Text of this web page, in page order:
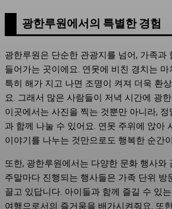
광한루원에서의 특별한 경험
광한루원은 단순한 관광지를 넘어, 가족과
들어가는 곳이에요. 연못에 비친 경치는
특히 해가 지고 나면 조명이 켜져 더욱 환
요. 그래서 많은 사람들이 저녁 시간에 광
이곳에서는 사진을 찍는 것뿐만 아니라,
과 함께 나눌 수 있어요. 연못 주위에 앉아
이야기를 나누는 것만으로도 행복한 순간
또한, 광한루원에서는 다양한 문화 행사와
주말마다 진행되는 행사들은 가족 단위 방
끌고 있답니다. 아이들과 함께 즐길 수 있
여행으로서의 즐거움을 배가시켜줘요. 또